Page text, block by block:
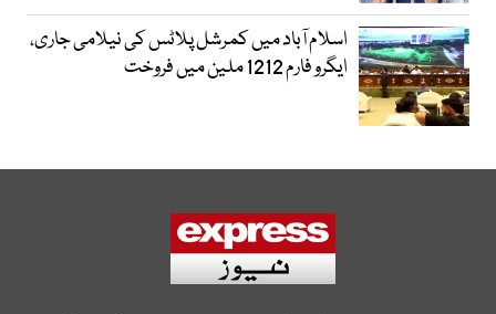
اسلام آباد میں کمرشل پلاٹس کی نیلامی جاری،
ایگرو فارم 1212 ملین میں فروخت